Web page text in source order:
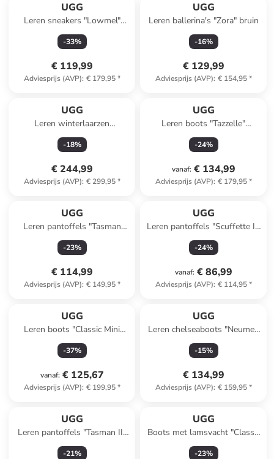
UGG
Leren sneakers "Lowmel"
bruin
-33%
€ 119,99
Adviesprijs (AVP): € 179,95*
UGG
Leren ballerina's "Zora" bruin
-16%
€ 129,99
Adviesprijs (AVP): € 154,95*
UGG
Leren winterlaarzen
"Adirondack" lichtbruin
-18%
€ 244,99
Adviesprijs (AVP): € 299,95*
UGG
Leren boots "Tazzelle"
lichtbruin
-24%
vanaf: € 134,99
Adviesprijs (AVP): € 179,95*
UGG
Leren pantoffels "Tasman
Caspian" bruin/xwart
-23%
€ 114,99
Adviesprijs (AVP): € 149,95*
UGG
Leren pantoffels "Scuffette II"
beige
-24%
vanaf: € 86,99
Adviesprijs (AVP): € 114,95*
UGG
Leren boots "Classic Mini
Dipper" lichtbruin
-37%
vanaf: € 125,67
Adviesprijs (AVP): € 199,95*
UGG
Leren chelseaboots "Neumel"
lichtbruin
-15%
€ 134,99
Adviesprijs (AVP): € 159,95*
UGG
Leren pantoffels "Tasman II"
lichtbruin
-21%
UGG
Boots met lamsvacht "Classic
Mini II" grijs
-23%